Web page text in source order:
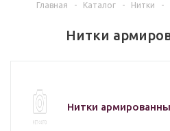
Главная - Каталог - Нитки -
Нитки
Нитки